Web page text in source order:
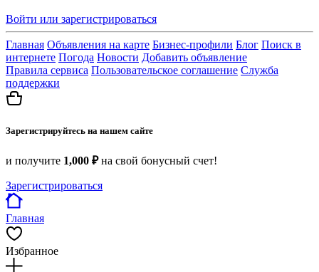
Войти или зарегистрироваться
Главная Объявления на карте Бизнес-профили Блог Поиск в
интернете Погода Новости Добавить объявление
Правила сервиса Пользовательское соглашение Служба
поддержки
Зарегистрируйтесь на нашем сайте
и получите 1,000 ₽на свой бонусный счет!
Зарегистрироваться
Главная
Избранное